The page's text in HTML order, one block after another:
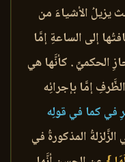
يزيلُ الأشياءَ من
إلى الساعةِ إمَّا
الحكميِّ . كأنَّها هي
إمَّا بإجرائِه
في كما في قولِه
المذكورةُ في